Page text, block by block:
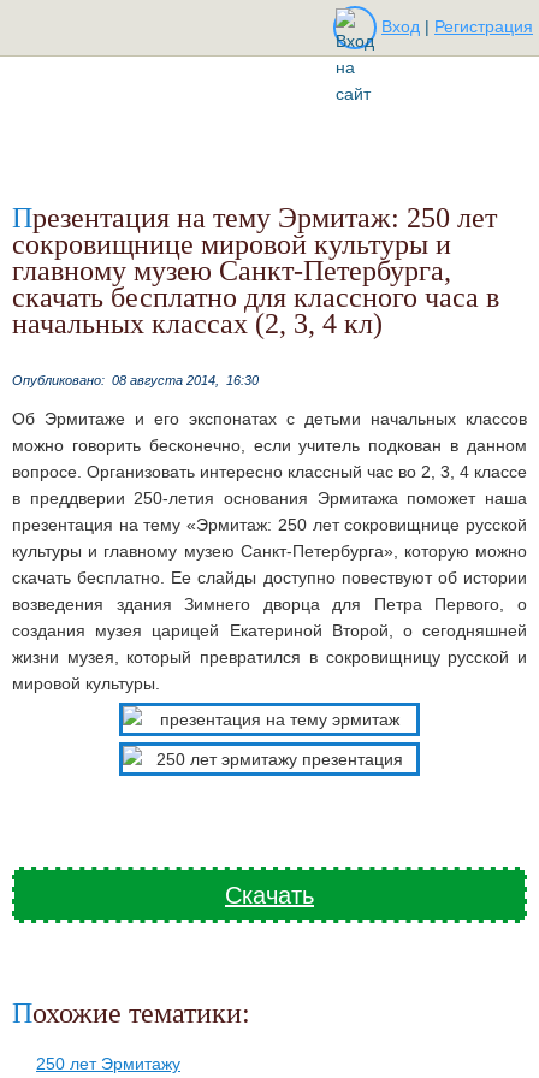
Вход | Регистрация
Презентация на тему Эрмитаж: 250 лет
сокровищнице мировой культуры и
главному музею Санкт-Петербурга,
скачать бесплатно для классного часа в
начальных классах (2, 3, 4 кл)
Опубликовано: 08 августа 2014, 16:30
Об Эрмитаже и его экспонатах с детьми начальных классов
можно говорить бесконечно, если учитель подкован в данном
вопросе. Организовать интересно классный час во 2, 3, 4 классе
в преддверии 250-летия основания Эрмитажа поможет наша
презентация на тему «Эрмитаж: 250 лет сокровищнице русской
культуры и главному музею Санкт-Петербурга», которую можно
скачать бесплатно. Ее слайды доступно повествуют об истории
возведения здания Зимнего дворца для Петра Первого, о
создания музея царицей Екатериной Второй, о сегодняшней
жизни музея, который превратился в сокровищницу русской и
мировой культуры.
Скачать
Похожие тематики:
250 лет Эрмитажу